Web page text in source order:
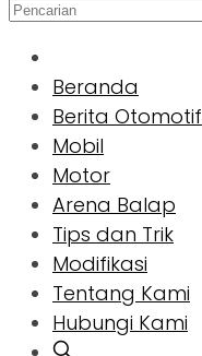
Beranda
Berita Otomotif
Mobil
Motor
Arena Balap
Tips dan Trik
Modifikasi
Tentang Kami
Hubungi Kami